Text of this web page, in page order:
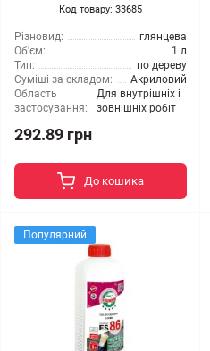
Код товару: 33685
Різновид:
глянцева
Об'єм:
1 л
Тип:
по дереву
Суміші за складом:
Акриловий
Область
застосування:
Для внутрішніх і
зовнішніх робіт
292.89 грн
До кошика
Популярний